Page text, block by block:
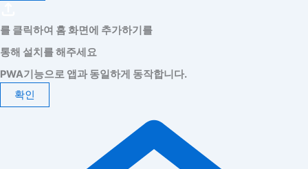
를 클릭하여 홈 화면에 추가하기를
통해 설치를 해주세요
PWA기능으로 앱과 동일하게 동작합니다.
확인